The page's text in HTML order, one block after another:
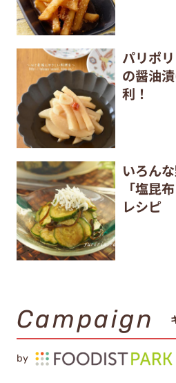
パリポ
の醤油
利！
いろん
「塩昆
レシピ
Campaign
by